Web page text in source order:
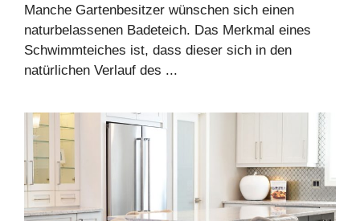
Manche Gartenbesitzer wünschen sich einen
naturbelassenen Badeteich. Das Merkmal eines
Schwimmteiches ist, dass dieser sich in den
natürlichen Verlauf des ...